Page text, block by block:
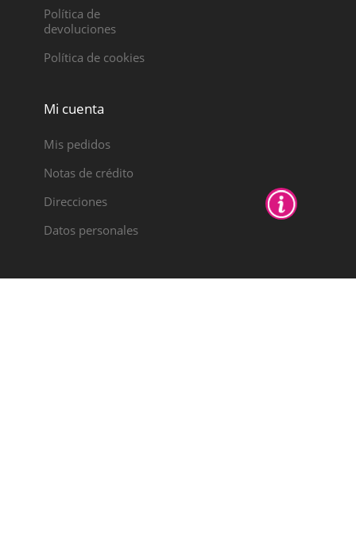
Política de
devoluciones
Política de cookies
Mi cuenta
Mis pedidos
Notas de crédito
Direcciones
Datos personales